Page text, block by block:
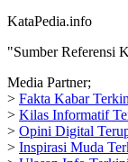
KataPedia.info
"Sumber Referensi
Media Partner;
> Fakta Kabar
> Kilas Informatif
> Opini Digital
> Inspirasi Muda